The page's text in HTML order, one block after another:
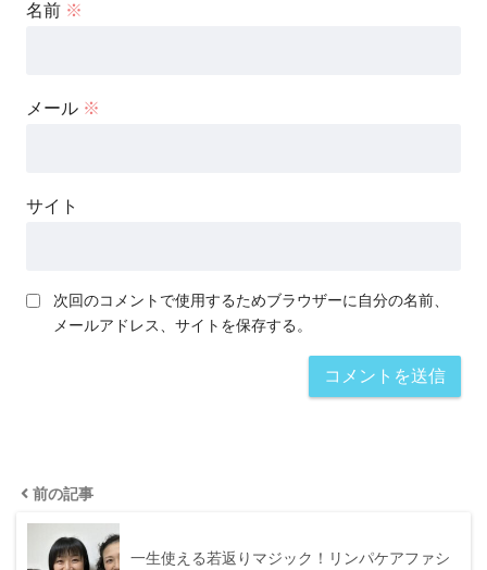
名前 ※
メール ※
サイト
次回のコメントで使用するためブラウザーに自分の名前、
メールアドレス、サイトを保存する。
前の記事
一生使える若返りマジック！リンパケアファシ